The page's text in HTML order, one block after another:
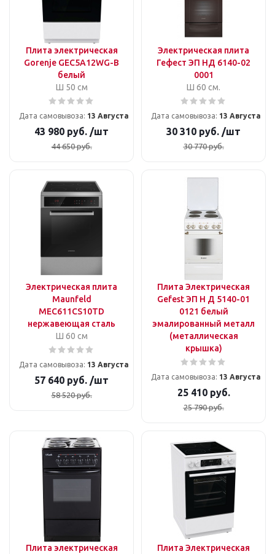
Плита электрическая
Gorenje GEC5A12WG-B
белый
Ш 50 см
Дата самовывоза: 13 Августа
43 980 руб. /шт
44 650руб.
Электрическая плита
Гефест ЭП НД 6140-02
0001
Ш 60 см.
Дата самовывоза: 13 Августа
30 310 руб. /шт
30 770руб.
Электрическая плита
Maunfeld
MEC611CS10TD
нержавеющая сталь
Ш 60 см
Дата самовывоза: 13 Августа
57 640 руб. /шт
58 520руб.
Плита Электрическая
Gefest ЭП Н Д 5140-01
0121 белый
эмалированный металл
(металлическая
крышка)
Дата самовывоза: 13 Августа
25 410руб.
25 790руб.
Плита электрическая
Плита Электрическая